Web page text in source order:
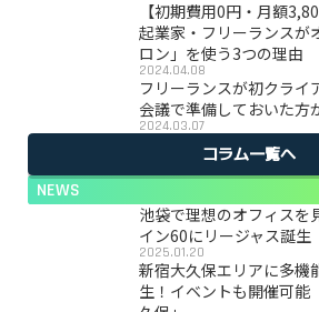
【初期費用0円・月額
起業家・フリーランスが
ロン」を使う3つの理由
2024.04.08
フリーランスが初クライ
会議で準備しておいた方
2024.03.07
コラム一覧へ
NEWS
池袋で理想のオフィスを
イン60にリージャス誕生
2025.01.20
新宿大久保エリアに多機
生！イベントも開催可能